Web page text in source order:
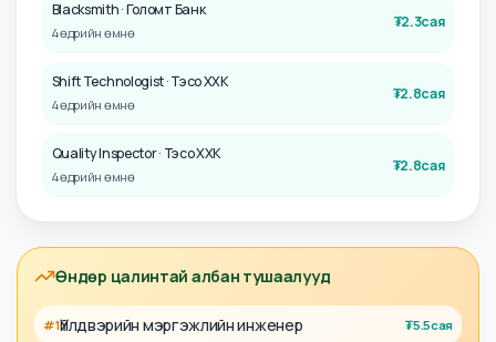
Cүүлд мэдүүлсэн
QA/QC Engineer· "Монголын Алт" (МАК) ХХК
3 өдрийн өмнө
₮3.3сая
Blacksmith· Голомт Банк
4 өдрийн өмнө
₮2.3сая
₮2.8сая
Quality Inspector· Тэсо ХХК
4 өдрийн өмнө
₮2.8сая